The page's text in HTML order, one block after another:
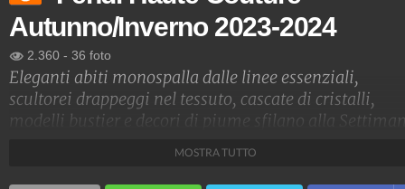
Autunno/Inverno 2023-2024
2.360 - 36 foto
Eleganti abiti monospalla dalle linee essenziali,
scultorei drappeggi nel tessuto, cascate di cristalli,
modelli bustier e decori di piume sfilano alla
MOSTRA TUTTO